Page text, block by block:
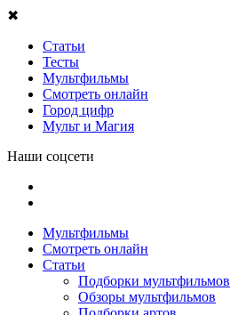
✖
Статьи
Тесты
Мультфильмы
Смотреть онлайн
Город цифр
Мульт и Магия
Наши соцсети
Мультфильмы
Смотреть онлайн
Статьи
Подборки мультфильмов
Обзоры мультфильмов